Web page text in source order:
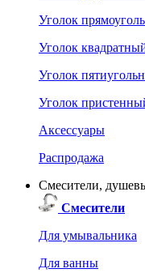
Уголок
Уголок
Уголок
Уголок
Аксессуары
Распродажа
Смесители,
Смесители
Для умывальника
Для ванны